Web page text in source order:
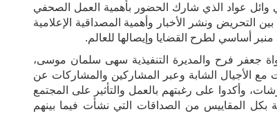
عواد الذي شارك الحضور بأهمية العمل الصحفي
التحريض ونشر الأخبار وأهمية المصداقية الإعلامية
أساسي لطرح القضايا وإيصالها للعالم.
فرح والمديرة التنفيذية سهى سلمان موسى،
الأجيال الشابة وعبر المشاركين والمشاركات عن
وأكدوا على رغبتهم بالعمل والتأثير على المجتمع
بكل المقاييس من الصداقات التي نشأت فيما بينهم